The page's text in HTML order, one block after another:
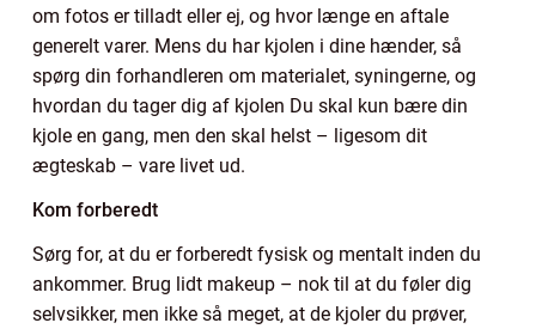
om fotos er tilladt eller ej, og hvor længe en aftale
generelt varer. Mens du har kjolen i dine hænder, så
spørg din forhandleren om materialet, syningerne, og
hvordan du tager dig af kjolen Du skal kun bære din
kjole en gang, men den skal helst – ligesom dit
ægteskab – vare livet ud.
Kom forberedt
Sørg for, at du er forberedt fysisk og mentalt inden du
ankommer. Brug lidt makeup – nok til at du føler dig
selvsikker, men ikke så meget, at de kjoler du prøver,